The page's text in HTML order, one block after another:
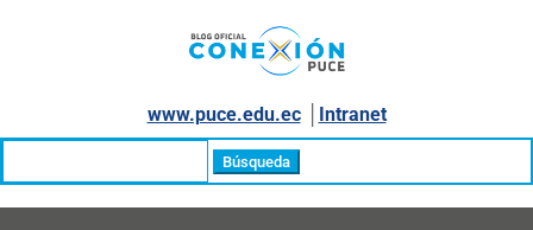
www.puce.edu.ec│ Intranet